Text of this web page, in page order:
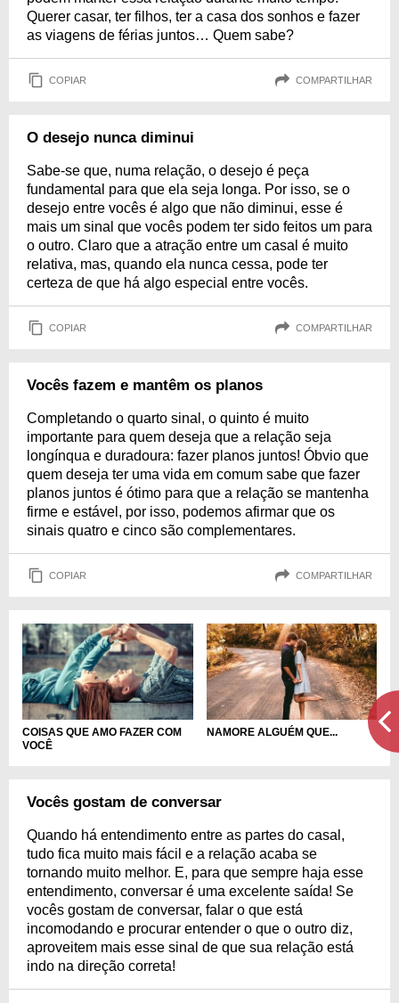
Querer casar, ter filhos, ter a casa dos sonhos e fazer
as viagens de férias juntos… Quem sabe?
COPIAR COMPARTILHAR
O desejo nunca diminui
Sabe-se que, numa relação, o desejo é peça
fundamental para que ela seja longa. Por isso, se o
desejo entre vocês é algo que não diminui, esse é
mais um sinal que vocês podem ter sido feitos um para
o outro. Claro que a atração entre um casal é muito
relativa, mas, quando ela nunca cessa, pode ter
certeza de que há algo especial entre vocês.
COPIAR COMPARTILHAR
Vocês fazem e mantêm os planos
Completando o quarto sinal, o quinto é muito
importante para quem deseja que a relação seja
longínqua e duradoura: fazer planos juntos! Óbvio que
quem deseja ter uma vida em comum sabe que fazer
planos juntos é ótimo para que a relação se mantenha
firme e estável, por isso, podemos afirmar que os
sinais quatro e cinco são complementares.
COPIAR COMPARTILHAR
COISAS QUE AMO FAZER COM
VOCÊ
NAMORE ALGUÉM QUE...
Vocês gostam de conversar
Quando há entendimento entre as partes do casal,
tudo fica muito mais fácil e a relação acaba se
tornando muito melhor. E, para que sempre haja esse
entendimento, conversar é uma excelente saída! Se
vocês gostam de conversar, falar o que está
incomodando e procurar entender o que o outro diz,
aproveitem mais esse sinal de que sua relação está
indo na direção correta!